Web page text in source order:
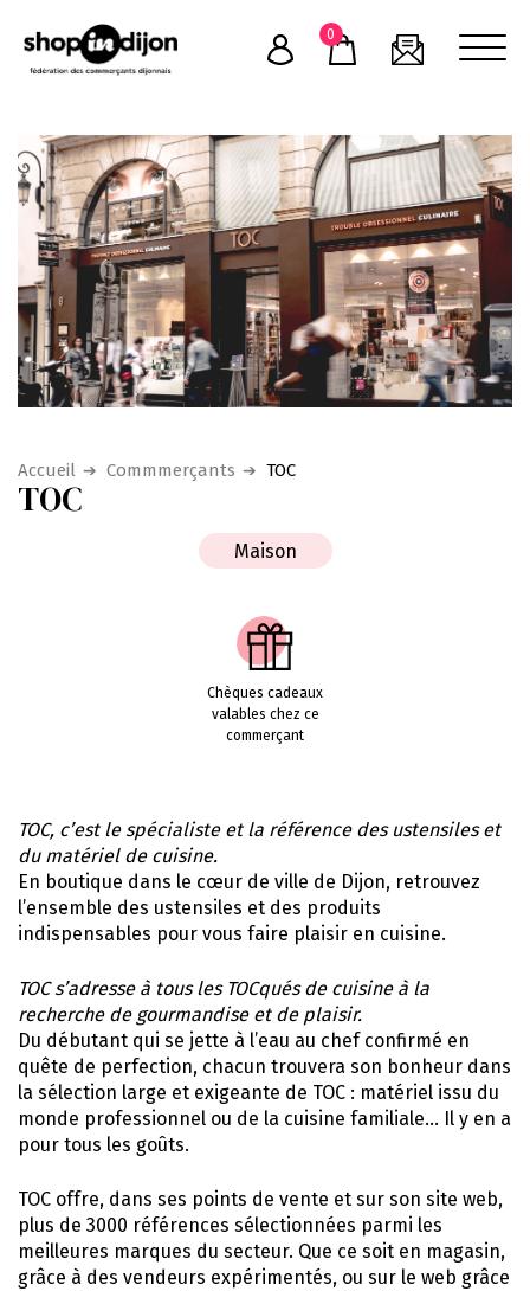
content
0
Accueil Commmerçants TOC
TOC
Maison
Chèques cadeaux
valables chez ce
commerçant
TOC, c’est le spécialiste et la référence des ustensiles et
du matériel de cuisine.
En boutique dans le cœur de ville de Dijon, retrouvez
l’ensemble des ustensiles et des produits
indispensables pour vous faire plaisir en cuisine.
TOC s’adresse à tous les TOCqués de cuisine à la
recherche de gourmandise et de plaisir.
Du débutant qui se jette à l’eau au chef confirmé en
quête de perfection, chacun trouvera son bonheur dans
la sélection large et exigeante de TOC : matériel issu du
monde professionnel ou de la cuisine familiale… Il y en a
pour tous les goûts.
TOC offre, dans ses points de vente et sur son site web,
plus de 3000 références sélectionnées parmi les
meilleures marques du secteur. Que ce soit en magasin,
grâce à des vendeurs expérimentés, ou sur le web grâce